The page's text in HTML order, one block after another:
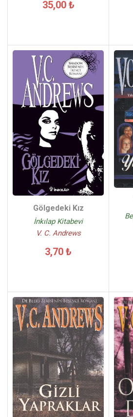
35,00 ₺
Gölgedeki Kız
İnkılap Kitabevi
V. C. Andrews
3,70 ₺